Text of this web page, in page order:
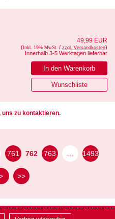
49,99 EUR
( Inkl. 19% MwSt / zzgl. Versandkosten)
Innerhalb 3-5 Werktagen lieferbar
uns zu kontaktieren.
761 762 763 1493
>>